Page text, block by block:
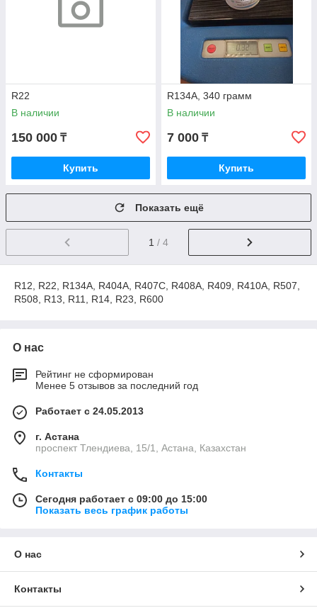
R22
В наличии
150 000 ₸
Купить
R134A, 340 грамм
В наличии
7 000 ₸
Купить
Показать ещё
1 / 4
R12, R22, R134A, R404A, R407C, R408A, R409, R410A, R507,
R508, R13, R11, R14, R23, R600
О нас
Рейтинг не сформирован
Менее 5 отзывов за последний год
Работает с 24.05.2013
г. Астана
проспект Тлендиева, 15/1, Астана, Казахстан
Контакты
Сегодня работает с 09:00 до 15:00
Показать весь график работы
О нас
Контакты